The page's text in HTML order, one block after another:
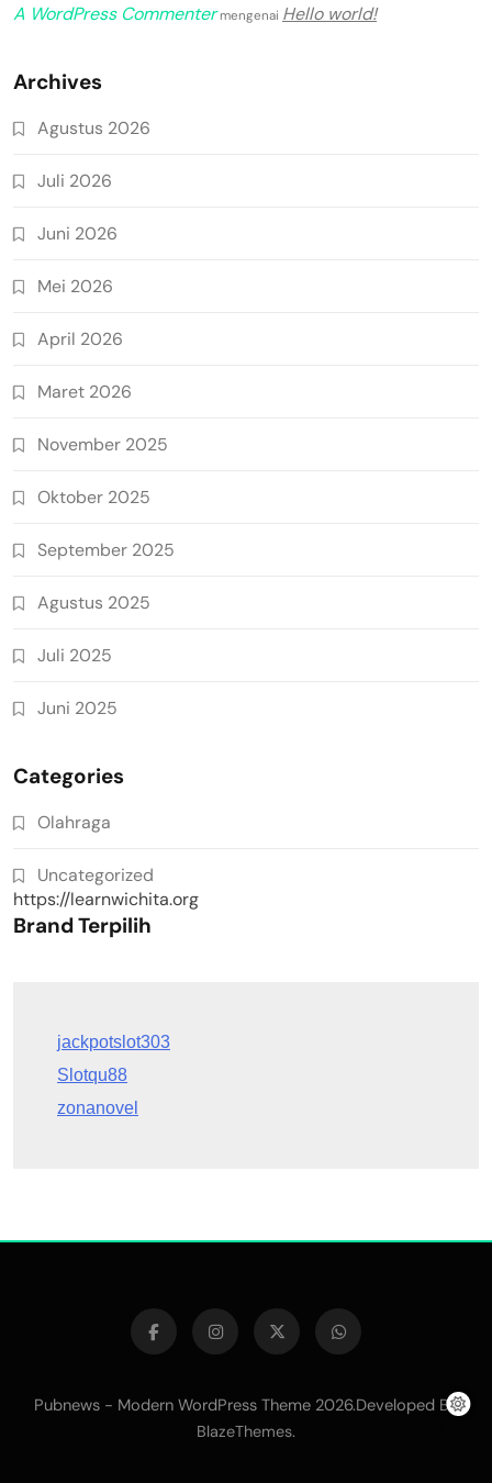
A WordPress Commentermengenai Hello world!
Archives
Agustus 2026
Juli 2026
Juni 2026
Mei 2026
April 2026
Maret 2026
November 2025
Oktober 2025
September 2025
Agustus 2025
Juli 2025
Juni 2025
Categories
Olahraga
Uncategorized
https://learnwichita.org
Brand Terpilih
Slotqu88
zonanovel
Pubnews - Modern WordPress Theme 2026.Developed By
BlazeThemes.